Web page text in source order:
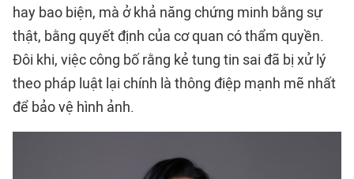
hay bao biện, mà ở khả năng chứng minh bằng sự
thật, bằng quyết định của cơ quan có thẩm quyền.
Đôi khi, việc công bố rằng kẻ tung tin sai đã bị xử lý
theo pháp luật lại chính là thông điệp mạnh mẽ nhất
để bảo vệ hình ảnh.